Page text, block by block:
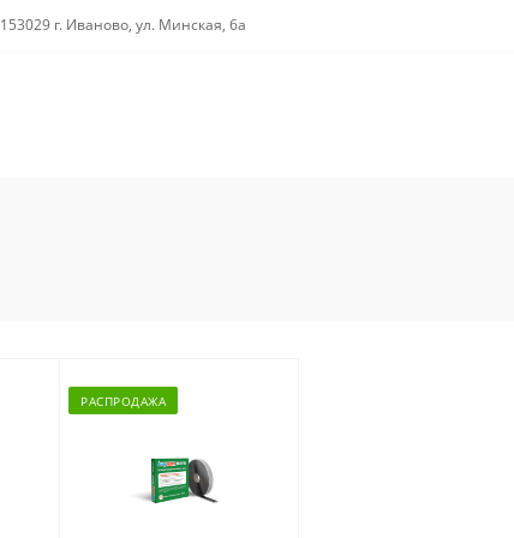
153029 г. Иваново, ул. Минская, 6а
РАСПРОДАЖА